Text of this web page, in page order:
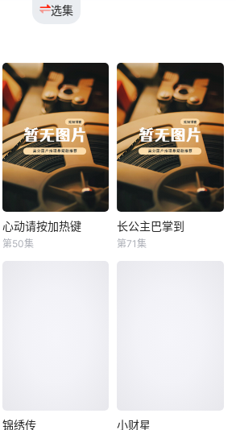
选集
心动请按加热键
心动请按加热键
第50集
长公主巴掌到
长公主巴掌到
第71集
锦绣传 小财星